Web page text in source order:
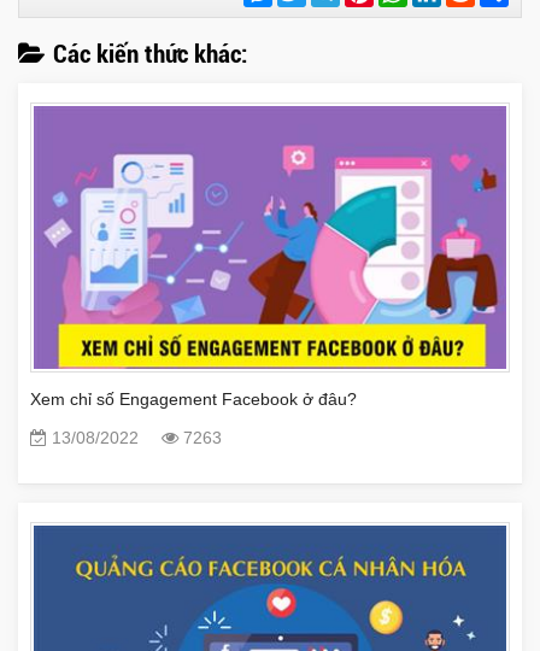
Các kiến thức khác:
Xem chỉ số Engagement Facebook ở đâu?
13/08/2022
7263